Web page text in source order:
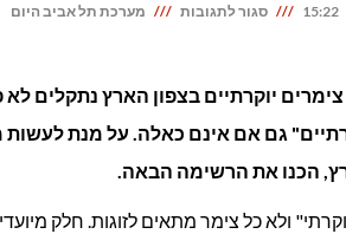
15:22 סגור לתגובות על
בלבד
מערכת תל אביב היום
יוקרתיים בצפון הארץ נתקלים
גם אם אינם כאלה. על מנת לעשות
הכנו את הרשימה הבאה.
ולא כל צימר מתאים לזוגות. חלק